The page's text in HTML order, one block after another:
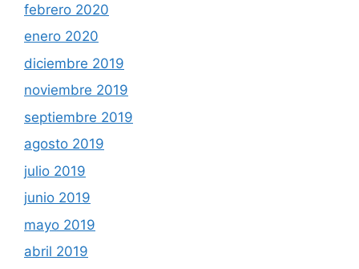
febrero 2020
enero 2020
diciembre 2019
noviembre 2019
septiembre 2019
agosto 2019
julio 2019
junio 2019
mayo 2019
abril 2019